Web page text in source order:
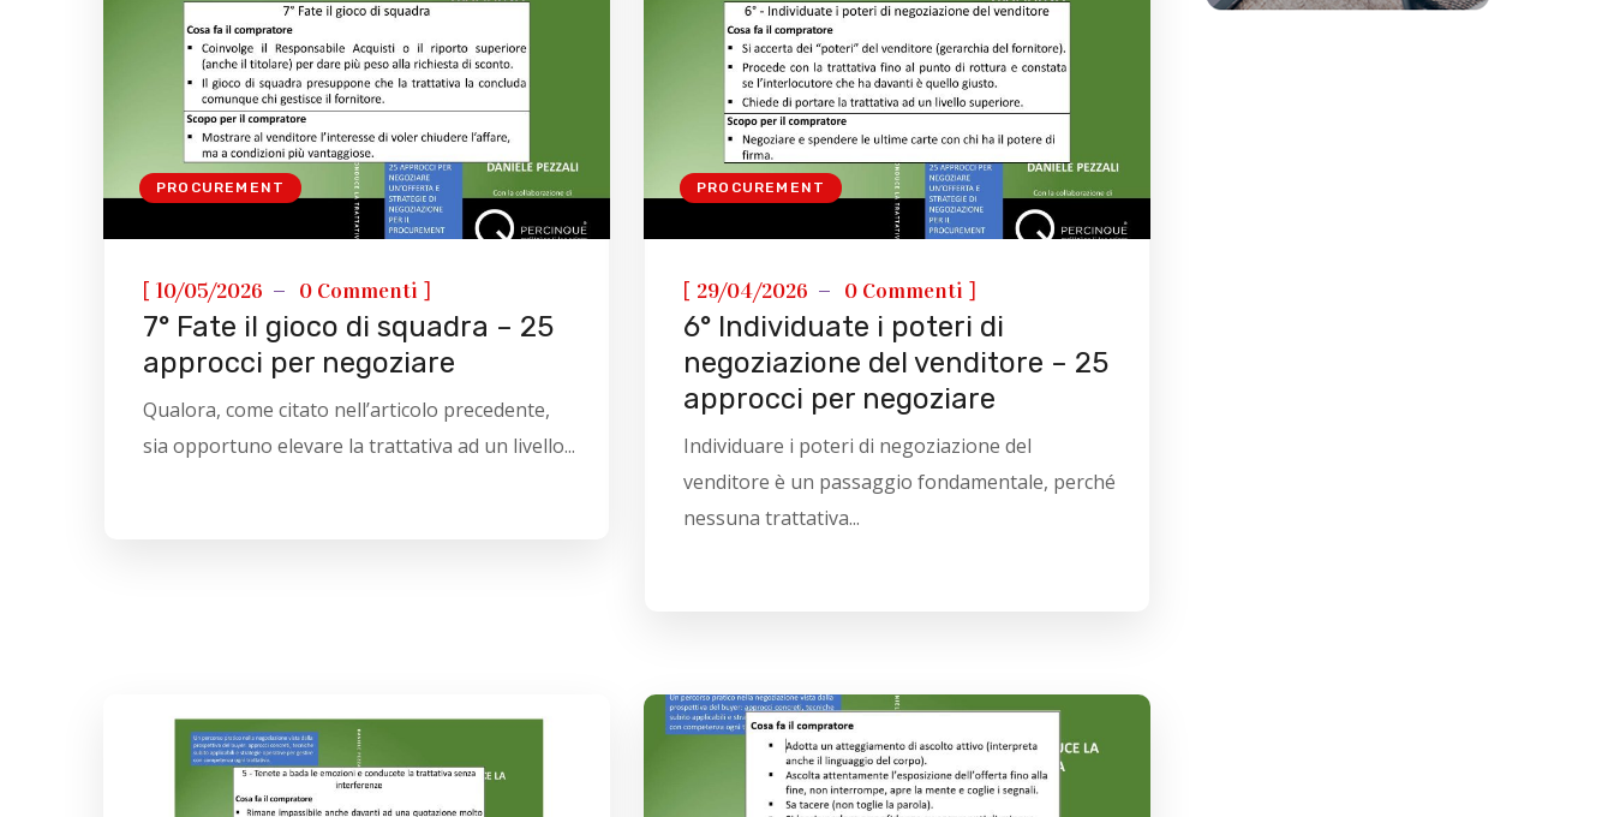
PROCUREMENT
[ 10/05/2026 0 Commenti ]
7° Fate il gioco di squadra – 25
approcci per negoziare
Qualora, come citato nell’articolo precedente,
sia opportuno elevare la trattativa ad un livello...
PROCUREMENT
[ 29/04/2026 0 Commenti ]
6° Individuate i poteri di
negoziazione del venditore – 25
approcci per negoziare
Individuare i poteri di negoziazione del
venditore è un passaggio fondamentale, perché
nessuna trattativa...